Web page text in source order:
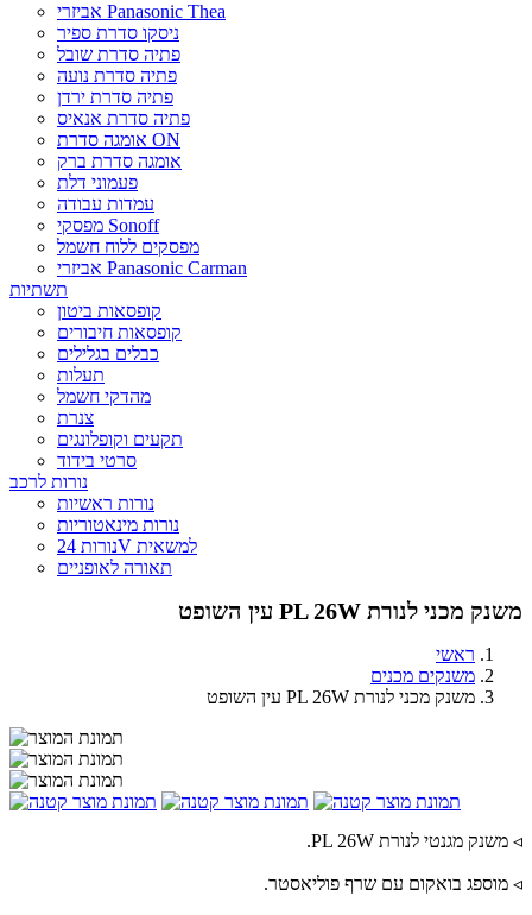
אביזרי Panasonic Thea
ניסקו סדרת ספיר
פתיה סדרת שובל
פתיה סדרת נועה
פתיה סדרת ירדן
פתיה סדרת אנאיס
אומגה סדרת ON
אומגה סדרת ברק
פעמוני דלת
עמדות עבודה
מפסקי Sonoff
מפסקים ללוח חשמל
אביזרי Panasonic Carman
תשתיות
קופסאות ביטון
קופסאות חיבורים
כבלים בגלילים
תעלות
מהדקי חשמל
צנרת
תקעים וקופלונגים
סרטי בידוד
נורות לרכב
נורות ראשיות
נורות מינאטוריות
נורות 24V למשאית
תאורה לאופניים
משנק מכני לנורת PL 26W עין השופט
ראשי
משנקים מכנים
משנק מכני לנורת PL 26W עין השופט
◃ משנק מגנטי לנורת PL 26W.
◃ מוספג בואקום עם שרף פוליאסטר.